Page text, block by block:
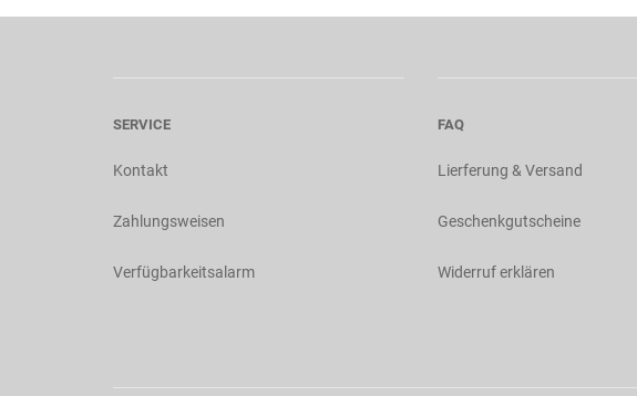
SERVICE
Kontakt
Zahlungsweisen
Verfügbarkeitsalarm
FAQ
Lierferung & Versand
Geschenkgutscheine
Widerruf erklären